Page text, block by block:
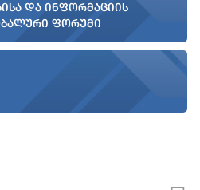
და ინფორმაციის
ფორუმი